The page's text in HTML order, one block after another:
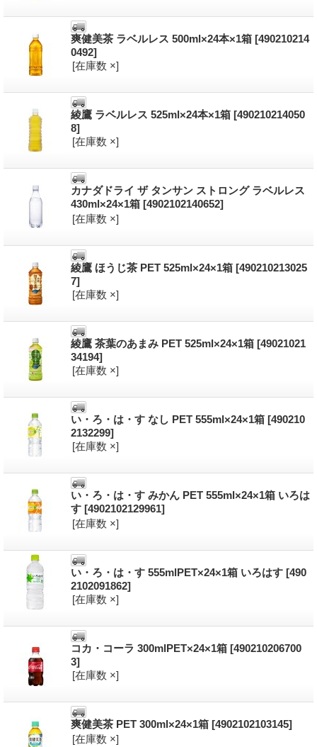
爽健美茶 ラベルレス 500ml×24本×1箱 [490210214
0492]
[在庫数 ×]
綾鷹 ラベルレス 525ml×24本×1箱 [490210214050
8]
[在庫数 ×]
カナダドライ ザ タンサン ストロング ラベルレス
430ml×24×1箱 [4902102140652]
[在庫数 ×]
綾鷹 ほうじ茶 PET 525ml×24×1箱 [490210213025
7]
[在庫数 ×]
綾鷹 茶葉のあまみ PET 525ml×24×1箱 [49021021
34194]
[在庫数 ×]
い・ろ・は・す なし PET 555ml×24×1箱 [490210
2132299]
[在庫数 ×]
い・ろ・は・す みかん PET 555ml×24×1箱 いろは
す [4902102129961]
[在庫数 ×]
い・ろ・は・す 555mlPET×24×1箱 いろはす [490
2102091862]
[在庫数 ×]
コカ・コーラ 300mlPET×24×1箱 [490210206700
3]
[在庫数 ×]
爽健美茶 PET 300ml×24×1箱 [4902102103145]
[在庫数 ×]